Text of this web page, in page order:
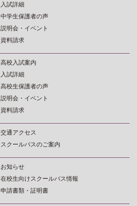
入試詳細
中学生保護者の声
説明会・イベント
資料請求
高校入試案内
入試詳細
高校生保護者の声
説明会・イベント
資料請求
交通アクセス
スクールバスのご案内
お知らせ
在校生向けスクールバス情報
申請書類・証明書